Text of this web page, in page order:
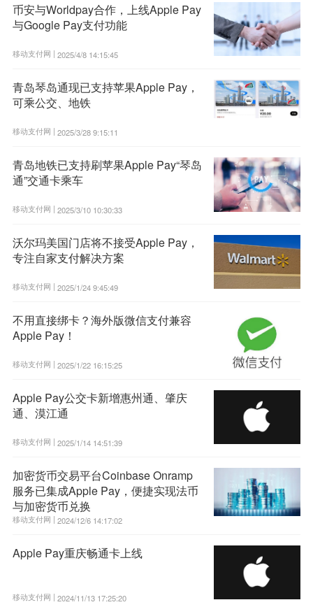
币安与Worldpay合作，上线Apple Pay
与Google Pay支付功能
移动支付网 | 2025/4/8 14:15:45
青岛琴岛通现已支持苹果Apple Pay，
可乘公交、地铁
移动支付网 | 2025/3/28 9:15:11
青岛地铁已支持刷苹果Apple Pay“琴岛
通”交通卡乘车
移动支付网 | 2025/3/10 10:30:33
沃尔玛美国门店将不接受Apple Pay，
专注自家支付解决方案
移动支付网 | 2025/1/24 9:45:49
不用直接绑卡？海外版微信支付兼容
Apple Pay！
移动支付网 | 2025/1/22 16:15:25
Apple Pay公交卡新增惠州通、肇庆
通、漠江通
移动支付网 | 2025/1/14 14:51:39
加密货币交易平台Coinbase Onramp
服务已集成Apple Pay，便捷实现法币
与加密货币兑换
移动支付网 | 2024/12/6 14:17:02
Apple Pay重庆畅通卡上线
移动支付网 | 2024/11/13 17:25:20